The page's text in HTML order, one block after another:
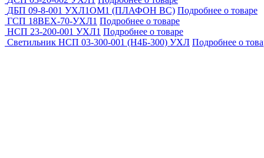
ДБП 09-8-001 УХЛ1ОМ1 (ПЛАФОН ВС) Подробнее о товаре
ГСП 18BEX-70-УХЛ1 Подробнее о товаре
НСП 23-200-001 УХЛ1 Подробнее о товаре
Светильник НСП 03-300-001 (Н4Б-300) УХЛ Подробнее о